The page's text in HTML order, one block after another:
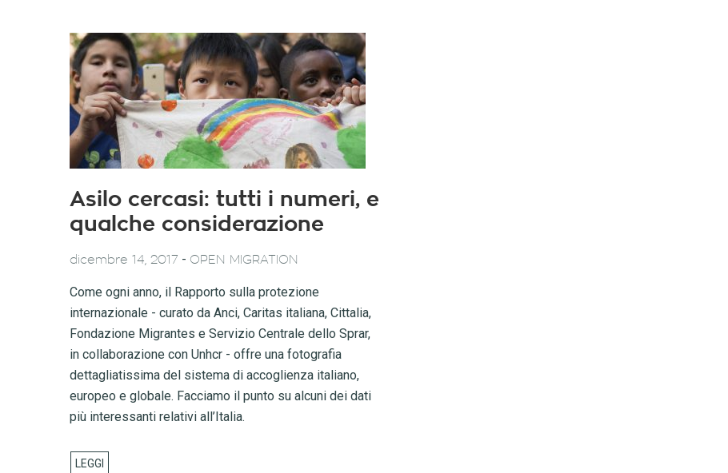
Asilo cercasi: tutti i numeri, e
qualche considerazione
dicembre 14, 2017 - OPEN MIGRATION
Come ogni anno, il Rapporto sulla protezione
internazionale - curato da Anci, Caritas italiana, Cittalia,
Fondazione Migrantes e Servizio Centrale dello Sprar,
in collaborazione con Unhcr - offre una fotografia
dettagliatissima del sistema di accoglienza italiano,
europeo e globale. Facciamo il punto su alcuni dei dati
più interessanti relativi all’Italia.